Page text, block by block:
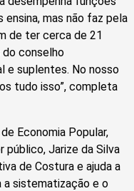
ensina, mas não faz pela
de ter cerca de 21
conselho
e suplentes. No nosso
tudo isso”, completa
Economia Popular,
Jarize da Silva
de Costura e ajuda a
a sistematização e o